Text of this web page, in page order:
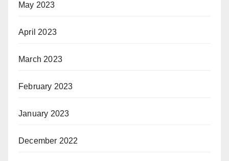
May 2023
April 2023
March 2023
February 2023
January 2023
December 2022